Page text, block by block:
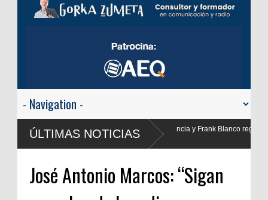
ÚLTIMAS NOTICIAS
y Frank Blanco regresan a
José Antonio Marcos: “Sigan